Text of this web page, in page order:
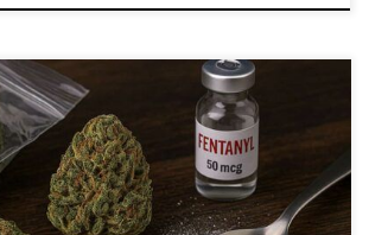
rynku bywa zanieczyszczona fentanylem.
chronić i gdzie kupować sprawdzone
uprawy. Marihuana zanieczyszczona